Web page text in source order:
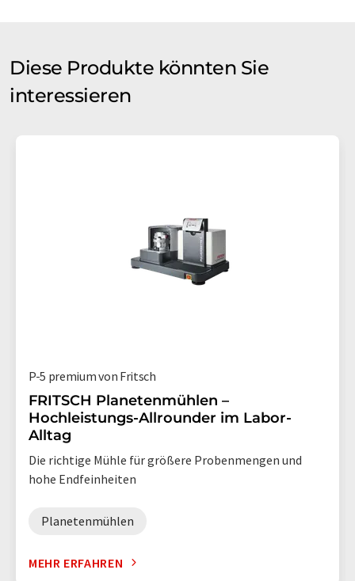
Diese Produkte könnten Sie
interessieren
P-5 premium von Fritsch
FRITSCH Planetenmühlen –
Hochleistungs-Allrounder im Labor-
Alltag
Die richtige Mühle für größere Probenmengen und
hohe Endfeinheiten
Planetenmühlen
MEHR ERFAHREN